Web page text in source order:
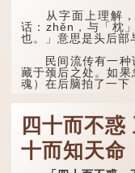
有不同，但意思完全
那么，这句话到
朴素观察：如果立
确...
从字面上理解，
话：zhěn，与「枕
也。」意思是头后部
民间流传有一种
藏于颈后之处。如
魂）在后脑拍了一下
因此...
四十而不惑
十而知天命